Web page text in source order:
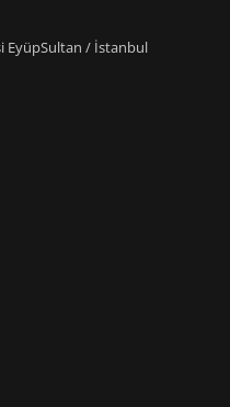
EyüpSultan / İstanbul